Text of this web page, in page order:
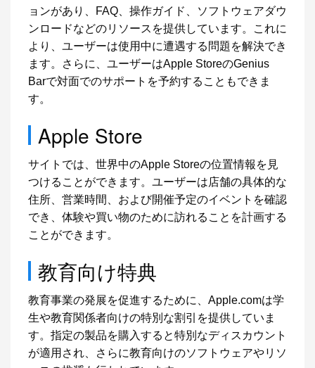
ョンがあり、FAQ、操作ガイド、ソフトウェアダウ
ンロードなどのリソースを提供しています。これに
より、ユーザーは使用中に遭遇する問題を解決でき
ます。さらに、ユーザーはApple StoreのGenius
Barで対面でのサポートを予約することもできま
す。
Apple Store
サイトでは、世界中のApple Storeの位置情報を見
つけることができます。ユーザーは店舗の具体的な
住所、営業時間、および開催予定のイベントを確認
でき、体験や買い物のために訪れることを計画する
ことができます。
教育向け特典
教育事業の発展を促進するために、Apple.comは学
生や教育関係者向けの特別な割引を提供していま
す。指定の製品を購入すると特別なディスカウント
が適用され、さらに教育向けのソフトウェアやリソ